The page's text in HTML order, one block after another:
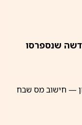
שנספרסו